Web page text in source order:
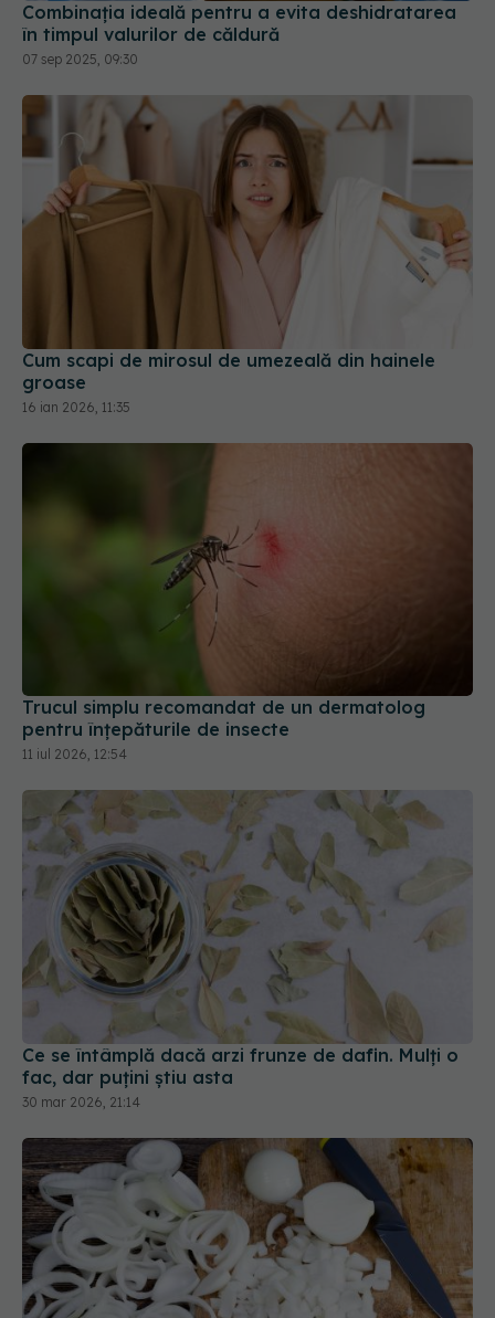
Combinația ideală pentru a evita deshidratarea
în timpul valurilor de căldură
07 sep 2025, 09:30
Cum scapi de mirosul de umezeală din hainele
groase
16 ian 2026, 11:35
Trucul simplu recomandat de un dermatolog
pentru înțepăturile de insecte
11 iul 2026, 12:54
Ce se întâmplă dacă arzi frunze de dafin. Mulți o
fac, dar puțini știu asta
30 mar 2026, 21:14